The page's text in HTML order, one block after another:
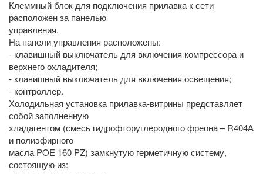
Клеммный блок для подключения прилавка к сети
расположен за панелью
управления.
На панели управления расположены:
- клавишный выключатель для включения компрессора и
верхнего охладителя;
- клавишный выключатель для включения освещения;
- контроллер.
Холодильная установка прилавка-витрины представляет
собой заполненную
хладагентом (смесь гидрофторуглеродного фреона – R404А
и полиэфирного
масла POE 160 PZ) замкнутую герметичную систему,
состоящую из: